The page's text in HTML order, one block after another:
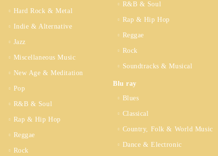
Hard Rock & Metal
Indie & Alternative
Jazz
Miscellaneous Music
New Age & Meditation
Pop
R&B & Soul
Rap & Hip Hop
Reggae
Rock
R&B & Soul
Rap & Hip Hop
Reggae
Rock
Soundtracks & Musical
Blu ray
Blues
Classical
Country, Folk & World Music
Dance & Electronic